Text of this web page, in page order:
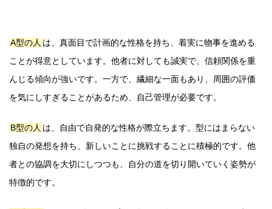
A型の人 は、真面目で計画的な性格を持ち、着実に物事を進める
ことが得意としています。他者に対しても誠実で、信頼関係を重
んじる傾向が強いです。一方で、繊細な一面もあり、周囲の評価
を気にしすぎることがあるため、自己管理が必要です。
B型の人 は、自由で自発的な性格が際立ちます。型にはまらない
独自の発想を持ち、新しいことに挑戦することに積極的です。他
者との協調を大切にしつつも、自分の道を切り開いていく姿勢が
特徴的です。